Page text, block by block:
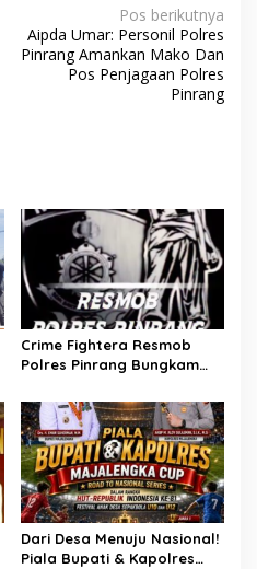
Pos berikutnya
Aipda Umar: Personil Polres
Pinrang Amankan Mako Dan
Pos Penjagaan Polres
Pinrang
Crime Fightera Resmob
Polres Pinrang Bungkam
Pembunuhan : Apresiasi
Mengalir Untuk Tim Buser
Ipda Ahmad Haris
Dari Desa Menuju Nasional!
Piala Bupati & Kapolres